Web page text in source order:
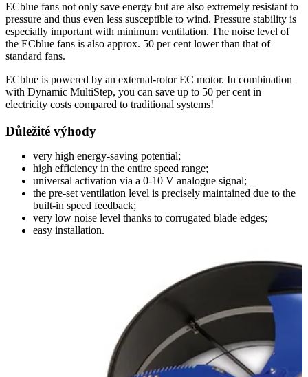
ECblue fans not only save energy but are also extremely resistant to
pressure and thus even less susceptible to wind. Pressure stability is
especially important with minimum ventilation. The noise level of
the ECblue fans is also approx. 50 per cent lower than that of
standard fans.
ECblue is powered by an external-rotor EC motor. In combination
with Dynamic MultiStep, you can save up to 50 per cent in
electricity costs compared to traditional systems!
Důležité výhody
very high energy-saving potential;
high efficiency in the entire speed range;
universal activation via a 0-10 V analogue signal;
the pre-set ventilation level is precisely maintained due to the
built-in speed feedback;
very low noise level thanks to corrugated blade edges;
easy installation.